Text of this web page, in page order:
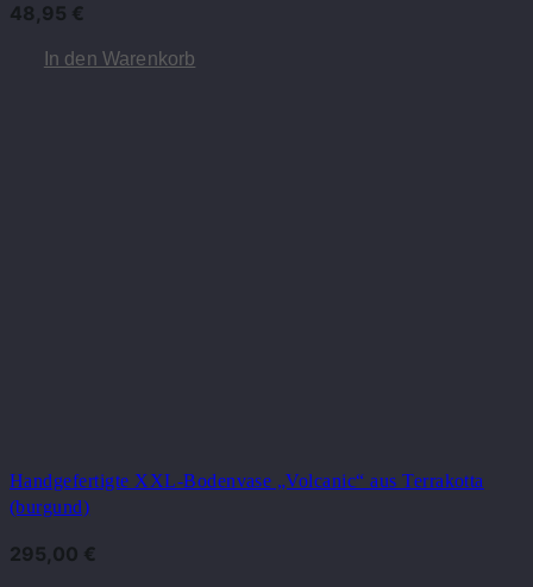
48,95 €
In den Warenkorb
Handgefertigte XXL-Bodenvase „Volcanic“ aus Terrakotta
(burgund)
295,00 €